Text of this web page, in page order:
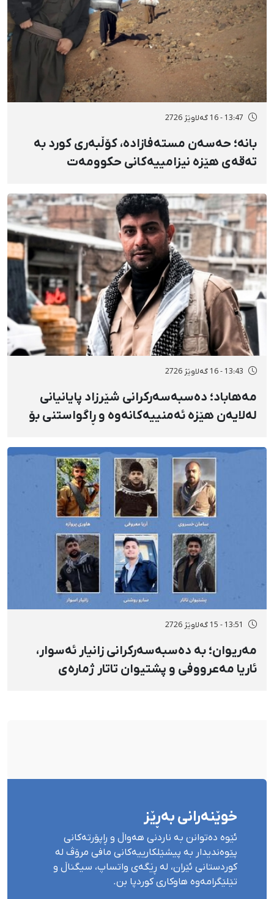
13:47 - 16 گەلاوێژ 2726
بانه؛ حەسەن مستەفازادە، کۆڵبەری کورد بە
تەقەی هێزە نیزامییەکانی حکوومەت
13:43 - 16 گەلاوێژ 2726
مەهاباد؛ دەسبەسەرکرانی شێرزاد پایانیانی
لەلایەن هێزە ئەمنییەکانەوە و ڕاگواستنی بۆ
13:51 - 15 گەلاوێژ 2726
مەریوان؛ بە دەسبەسەرکرانی زانیار ئەسوار،
ئاریا مەعرووفی و پشتیوان تاتار ژمارەی
خوێنەرانی بەڕێز
ئێوە دەتوانن بە ناردنی هەواڵ و ڕاپۆرتەکانی
پێوەندیدار بە پیشێلکارییەکانی مافی مرۆڤ لە
کوردستانی ئێران، لە ڕێگەی واتساپ، سیگناڵ و
تێلێگرامەوە هاوکاری کوردپا بن.